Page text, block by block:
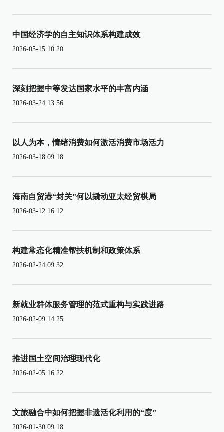
中国经济学的自主知识体系构建成效
2026-05-15 10:20
深刻把握中等发达国家水平的丰富内涵
2026-03-24 13:56
以人为本，情绪消费如何激活消费市场活力
2026-03-18 09:18
海南自贸港“封关”何以撬动亚太经贸棋局
2026-03-12 16:12
构建常态化精准帮扶机制和政策体系
2026-02-24 09:32
新就业群体服务管理的范式重构与实践进路
2026-02-09 14:25
推进国土空间治理现代化
2026-02-05 16:22
文旅融合中如何把握非遗活化利用的“度”
2026-01-30 09:18